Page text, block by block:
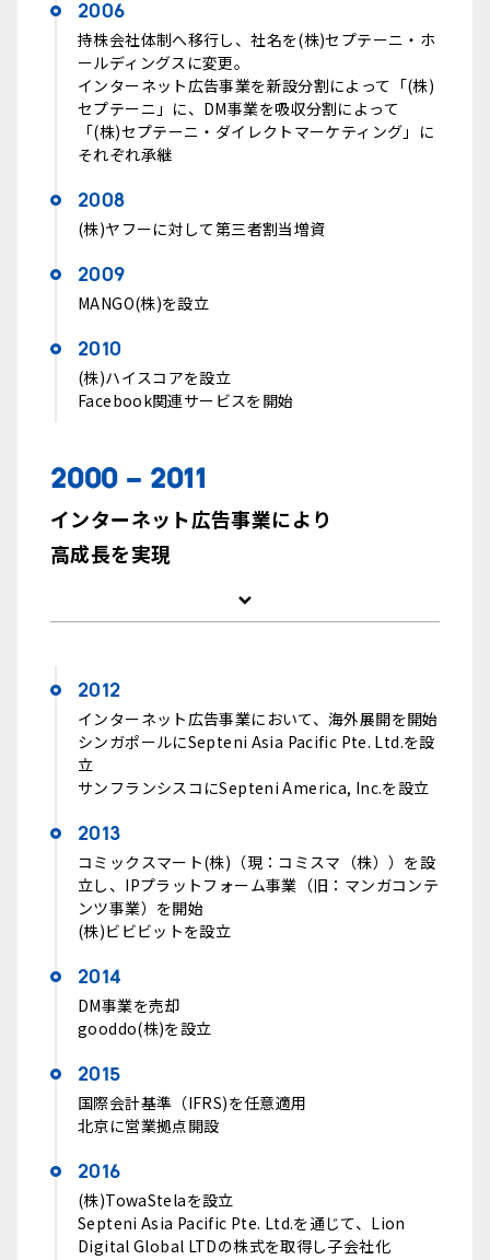
2006
持株会社体制へ移行し、社名を(株)セプテーニ・ホ
ールディングスに変更。
インターネット広告事業を新設分割によって「(株)
セプテーニ」に、DM事業を吸収分割によって
「(株)セプテーニ・ダイレクトマーケティング」に
それぞれ承継
2008
(株)ヤフーに対して第三者割当増資
2009
MANGO(株)を設立
2010
(株)ハイスコアを設立
Facebook関連サービスを開始
2000 - 2011
インターネット広告事業により
高成長を実現
2012
インターネット広告事業において、海外展開を開始
シンガポールにSepteni Asia Pacific Pte. Ltd.を設
立
サンフランシスコにSepteni America, Inc.を設立
2013
コミックスマート(株)（現：コミスマ（株））を設
立し、IPプラットフォーム事業（旧：マンガコンテ
ンツ事業）を開始
(株)ビビビットを設立
2014
DM事業を売却
gooddo(株)を設立
2015
国際会計基準（IFRS)を任意適用
北京に営業拠点開設
2016
(株)TowaStelaを設立
Septeni Asia Pacific Pte. Ltd.を通じて、Lion
Digital Global LTDの株式を取得し子会社化